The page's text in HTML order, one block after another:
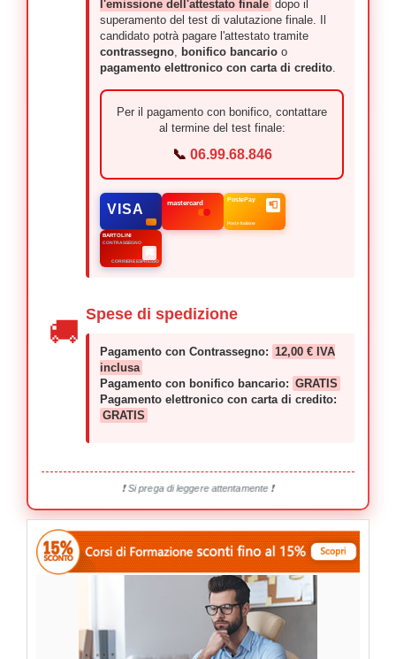
l'emissione dell'attestato finale dopo il
superamento del test di valutazione finale. Il
candidato potrà pagare l'attestato tramite
contrassegno, bonifico bancario o
pagamento elettronico con carta di credito.
Per il pagamento con bonifico, contattare
al termine del test finale:
📞 06.99.68.846
VISA mastercard PostePay
Poste Italiane
📮
BARTOLINI
CONTRASSEGNO
CORRIERE ESPRESSO
🚚
🚚
Spese di spedizione
Pagamento con Contrassegno: 12,00 € IVA
inclusa
Pagamento con bonifico bancario: GRATIS
Pagamento elettronico con carta di credito:
GRATIS
❗ Si prega di leggere attentamente ❗